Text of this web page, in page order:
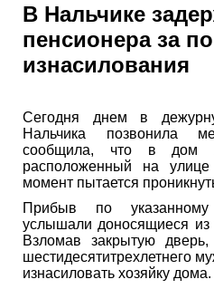
В Нальчике
пенсионера за
изнасилования
Сегодня днем в
Нальчика позвонила
сообщила, что в дом
расположенный на
момент пытается
Прибыв по указанному
услышали доносящиеся
Взломав закрытую
шестидесятитрехлетнего
изнасиловать хозяйку дома.